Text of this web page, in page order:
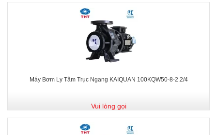
Máy Bơm Ly Tâm Trục Ngang KAIQUAN 100KQW50-8-2.2/4
Vui lòng gọi